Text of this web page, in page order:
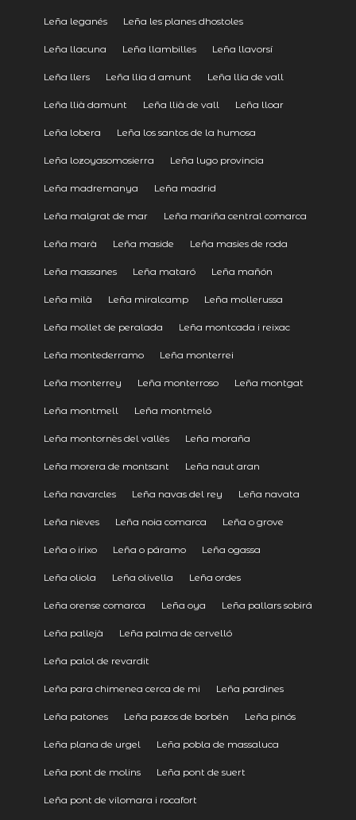
Leña leganés Leña les planes dhostoles
Leña llacuna Leña llambilles Leña llavorsí
Leña llers Leña llia d amunt Leña llia de vall
Leña llià damunt Leña llià de vall Leña lloar
Leña lobera Leña los santos de la humosa
Leña lozoyasomosierra Leña lugo provincia
Leña madremanya Leña madrid
Leña malgrat de mar Leña mariña central comarca
Leña marà Leña maside Leña masies de roda
Leña massanes Leña mataró Leña mañón
Leña milà Leña miralcamp Leña mollerussa
Leña mollet de peralada Leña montcada i reixac
Leña montederramo Leña monterrei
Leña monterrey Leña monterroso Leña montgat
Leña montmell Leña montmeló
Leña montornès del vallès Leña moraña
Leña morera de montsant Leña naut aran
Leña navarcles Leña navas del rey Leña navata
Leña nieves Leña noia comarca Leña o grove
Leña o irixo Leña o páramo Leña ogassa
Leña oliola Leña olivella Leña ordes
Leña orense comarca Leña oya Leña pallars sobirá
Leña pallejà Leña palma de cervelló
Leña palol de revardit
Leña para chimenea cerca de mi Leña pardines
Leña patones Leña pazos de borbén Leña pinós
Leña plana de urgel Leña pobla de massaluca
Leña pont de molins Leña pont de suert
Leña pont de vilomara i rocafort